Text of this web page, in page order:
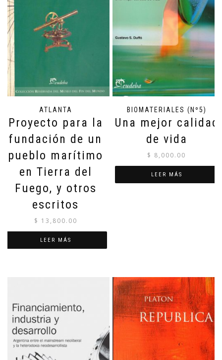
ATLANTA
Proyecto para la
fundación de un
pueblo marítimo
en Tierra del
Fuego, y otros
escritos
$ 13,800.00
LEER MÁS
BIOMATERIALES (Nº5)
Una mejor calidad
de vida
$ 8,000.00
LEER MÁS